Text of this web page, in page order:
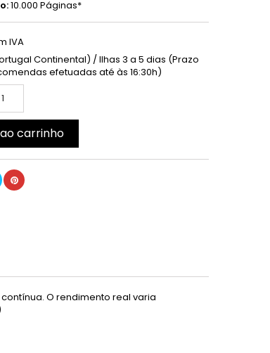
10.000 Páginas*
IVA
Continental) / Ilhas 3 a 5 dias (Prazo
efetuadas até às 16:30h)
carrinho
O rendimento real varia